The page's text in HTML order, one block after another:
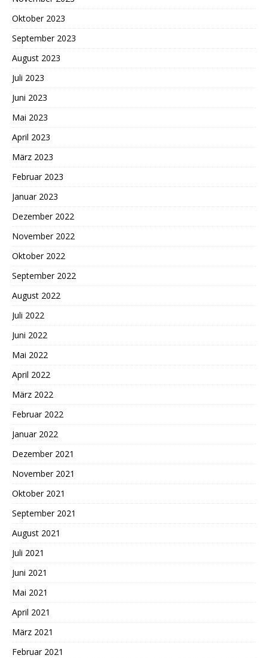
Oktober 2023
September 2023
August 2023
Juli 2023
Juni 2023
Mai 2023
April 2023
März 2023
Februar 2023
Januar 2023
Dezember 2022
November 2022
Oktober 2022
September 2022
August 2022
Juli 2022
Juni 2022
Mai 2022
April 2022
März 2022
Februar 2022
Januar 2022
Dezember 2021
November 2021
Oktober 2021
September 2021
August 2021
Juli 2021
Juni 2021
Mai 2021
April 2021
März 2021
Februar 2021